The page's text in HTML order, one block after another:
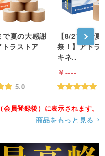
で夏の大感謝
ラストア
5.0
【8/21まで夏
祭！】アトラ
キネ..
----
員登録後）に表示されます。
商品をもっと見る